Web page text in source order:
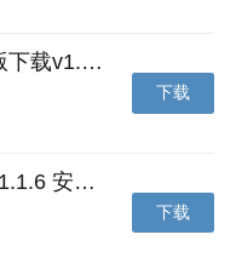
人生笔记app官方版下载v1.19.4 安卓版
下载
萝卜笔记app下载v1.1.6 安卓版
下载